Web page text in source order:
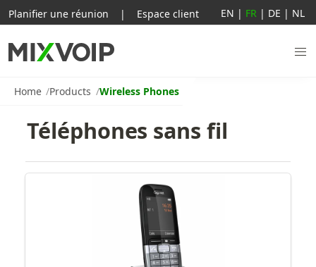
Home Products Wireless Phones
Téléphones sans fil
Planifier une réunion | Espace client EN | FR | DE | NL